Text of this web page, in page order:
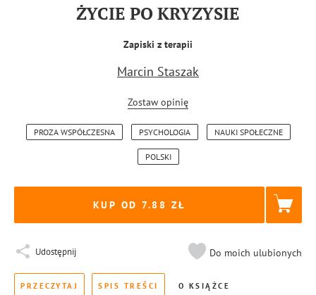
ŻYCIE PO KRYZYSIE
Zapiski z terapii
Marcin Staszak
Zostaw opinię
PROZA WSPÓŁCZESNA PSYCHOLOGIA NAUKI SPOŁECZNE
POLSKI
KUP OD 7.88
Udostępnij Do moich ulubionych
PRZECZYTAJ SPIS TREŚCI O KSIĄŻCE